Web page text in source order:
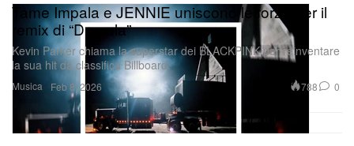
Musica
Tame Impala e JENNIE uniscono le forze per il
remix di “Dracula”
Kevin Parker chiama la superstar dei BLACKPINK per reinventare
la sua hit da classifica Billboard.
Feb 8, 2026 788 0